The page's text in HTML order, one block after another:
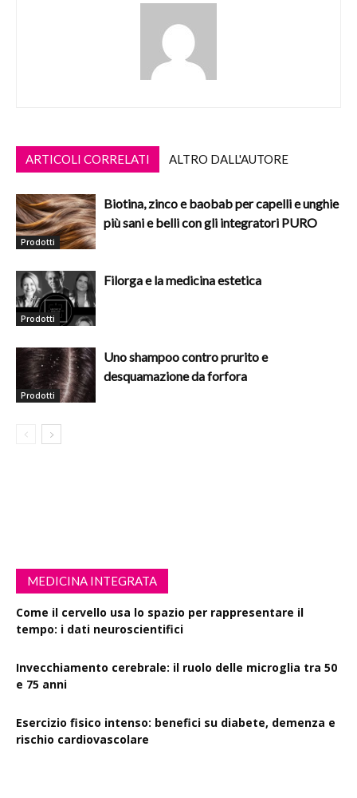
ARTICOLI CORRELATI ALTRO DALL'AUTORE
Prodotti
Biotina, zinco e baobab per capelli e unghie
più sani e belli con gli integratori PURO
Prodotti
Filorga e la medicina estetica
Prodotti
Uno shampoo contro prurito e
desquamazione da forfora
MEDICINA INTEGRATA
Come il cervello usa lo spazio per rappresentare il
tempo: i dati neuroscientifici
Invecchiamento cerebrale: il ruolo delle microglia tra 50
e 75 anni
Esercizio fisico intenso: benefici su diabete, demenza e
rischio cardiovascolare